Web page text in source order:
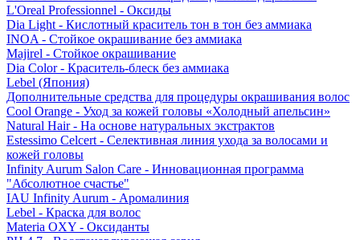
L'Oreal Professionnel - Оксиды
Dia Light - Кислотный краситель тон в тон без аммиака
INOA - Стойкое окрашивание без аммиака
Majirel - Стойкое окрашивание
Dia Color - Краситель-блеск без аммиака
Lebel (Япония)
Дополнительные средства для процедуры окрашивания волос
Cool Orange - Уход за кожей головы «Холодный апельсин»
Natural Hair - На основе натуральных экстрактов
Estessimo Celcert - Селективная линия ухода за волосами и
кожей головы
Infinity Aurum Salon Care - Инновационная программа
"Абсолютное счастье"
IAU Infinity Aurum - Аромалиния
Lebel - Краска для волос
Materia OXY - Оксиданты